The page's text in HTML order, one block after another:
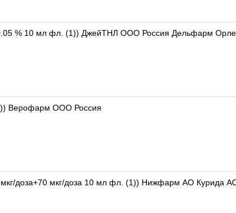
Тизин Классик (спрей назальный дозированный 0.05 % 10 мл фл. (1)) ДжейТНЛ
Верофарм ООО Россия
доза+70 мкг/доза 10 мл фл. (1)) Нижфарм АО Курида